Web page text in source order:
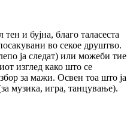
и бујна, благо таласеста
во секое друштво.
ја следат) или можеби тие
изглед како што се
за мажи. Освен тоа што ја
музика, игра, танцување).